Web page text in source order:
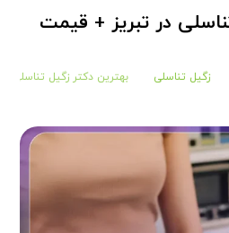
در تبریز + قیمت
زگیل تناسلی بهترین دکتر زگیل تناسلی